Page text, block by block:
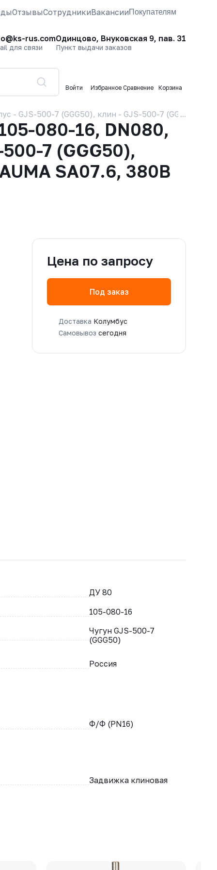
ОтзывыСотрудникиВакансииПокупателям
rus.com
для связи
Одинцово, Внуковская 9, пав. 31
Пункт выдачи заказов
Войти Избранное Сравнение Корзина
GJS-500-7 (GGG50), клин - GJS-500-7 (GGG50),
080-16, DN080,
7 (GGG50),
SA07.6, 380В
Цена по запросу
Под заказ
Доставка Колумбус
Самовывоз сегодня
ДУ 80
105-080-16
Чугун GJS-500-7
(GGG50)
Россия
Ф/Ф (PN16)
Задвижка клиновая